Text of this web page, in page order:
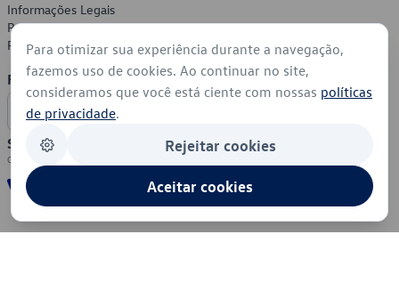
Informações Legais
Política de Privacidade
Política de Cookies
Formas de Pagamento
Segurança
Para otimizar sua experiência durante a navegação,
fazemos uso de cookies. Ao continuar no site,
consideramos que você está ciente com nossas políticas
de privacidade.
Rejeitar cookies
Aceitar cookies